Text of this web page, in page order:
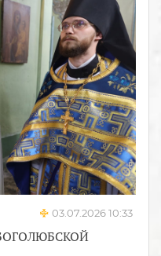
03.07.2026 10:33